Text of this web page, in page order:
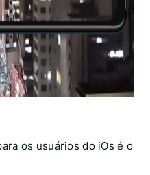
os usuários do iOs é o